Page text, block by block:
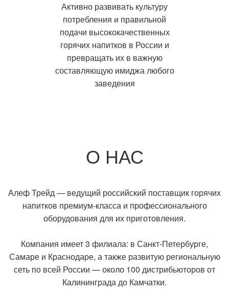
Активно развивать культуру
потребления и правильной
подачи высококачественных
горячих напитков в России и
превращать их в важную
составляющую имиджа любого
заведения
О НАС
Алеф Трейд — ведущий российский поставщик горячих
напитков премиум-класса и профессионального
оборудования для их приготовления.
Компания имеет 3 филиала: в Санкт-Петербурге,
Самаре и Краснодаре, а также развитую региональную
сеть по всей России — около 100 дистрибьюторов от
Калининграда до Камчатки.